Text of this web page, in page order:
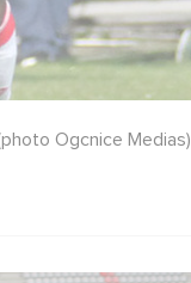
Ogcnice Medias)